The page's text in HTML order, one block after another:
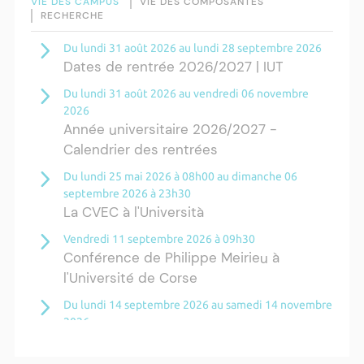
RECHERCHE
Du lundi 31 août 2026 au lundi 28 septembre 2026
Dates de rentrée 2026/2027 | IUT
Du lundi 31 août 2026 au vendredi 06 novembre
2026
Année universitaire 2026/2027 -
Calendrier des rentrées
Du lundi 25 mai 2026 à 08h00 au dimanche 06
septembre 2026 à 23h30
La CVEC à l'Università
Vendredi 11 septembre 2026 à 09h30
Conférence de Philippe Meirieu à
l'Université de Corse
Du lundi 14 septembre 2026 au samedi 14 novembre
2026